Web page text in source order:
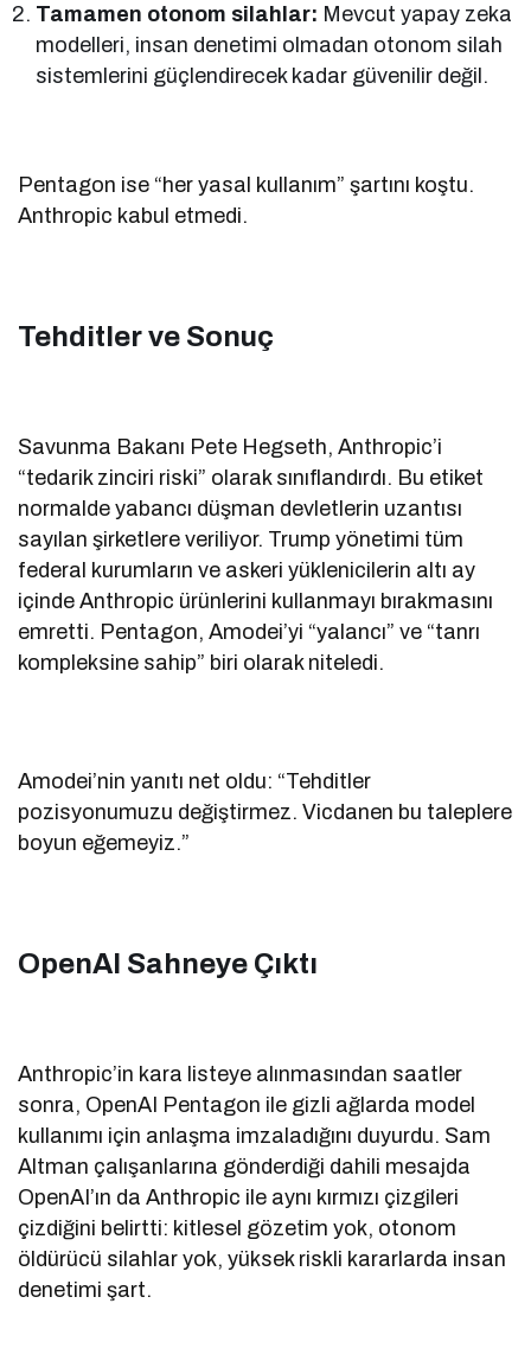
Tamamen otonom silahlar: Mevcut yapay zeka
modelleri, insan denetimi olmadan otonom silah
sistemlerini güçlendirecek kadar güvenilir değil.
Pentagon ise “her yasal kullanım” şartını koştu.
Anthropic kabul etmedi.
Tehditler ve Sonuç
Savunma Bakanı Pete Hegseth, Anthropic’i
“tedarik zinciri riski” olarak sınıflandırdı. Bu etiket
normalde yabancı düşman devletlerin uzantısı
sayılan şirketlere veriliyor. Trump yönetimi tüm
federal kurumların ve askeri yüklenicilerin altı ay
içinde Anthropic ürünlerini kullanmayı bırakmasını
emretti. Pentagon, Amodei’yi “yalancı” ve “tanrı
kompleksine sahip” biri olarak niteledi.
Amodei’nin yanıtı net oldu: “Tehditler
pozisyonumuzu değiştirmez. Vicdanen bu taleplere
boyun eğemeyiz.”
OpenAI Sahneye Çıktı
Anthropic’in kara listeye alınmasından saatler
sonra, OpenAI Pentagon ile gizli ağlarda model
kullanımı için anlaşma imzaladığını duyurdu. Sam
Altman çalışanlarına gönderdiği dahili mesajda
OpenAI’ın da Anthropic ile aynı kırmızı çizgileri
çizdiğini belirtti: kitlesel gözetim yok, otonom
öldürücü silahlar yok, yüksek riskli kararlarda insan
denetimi şart.